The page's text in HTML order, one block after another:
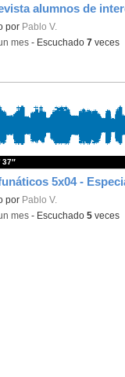
educativo.
por Pablo V.
mes- Escuchado 7veces
por Pablo V.
37″
mes- Escuchado 5veces